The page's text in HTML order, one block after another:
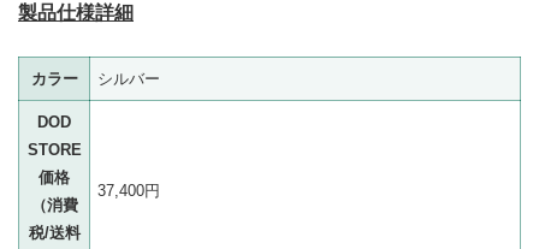
製品仕様詳細
カラー シルバー
DOD
STORE
価格
（消費
税/送料
37,400円